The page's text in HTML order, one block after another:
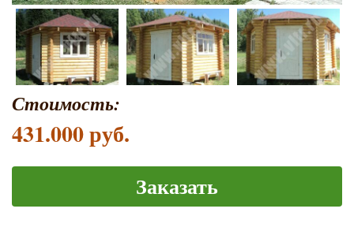
Стоимость:
431.000 руб.
Заказать